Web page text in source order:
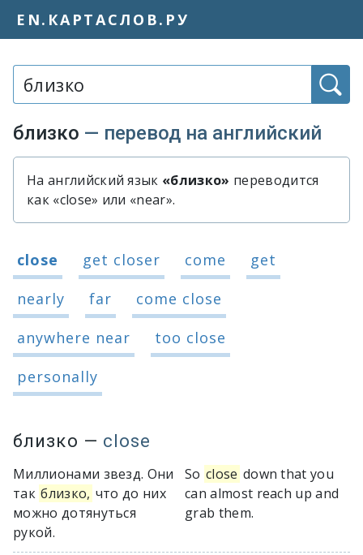
EN.КАРТАСЛОВ.РУ
Слово или фраза:
близко — перевод на английский
Быстрый перевод слова «близко»
На английский язык «близко» переводится
как «close» или «near».
Варианты перевода слова «близко»
close get closer come
get
nearly
far
come close
anywhere near
too close
personally
близко — close
Миллионами звезд. Они
так близко, что до них
можно дотянуться
рукой.
So close down that you
can almost reach up and
grab them.